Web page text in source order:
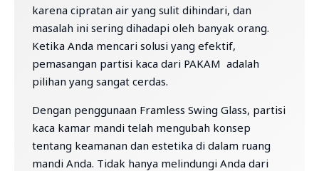
karena cipratan air yang sulit dihindari, dan
masalah ini sering dihadapi oleh banyak orang.
Ketika Anda mencari solusi yang efektif,
pemasangan partisi kaca dari PAKAM adalah
pilihan yang sangat cerdas.
Dengan penggunaan Framless Swing Glass, partisi
kaca kamar mandi telah mengubah konsep
tentang keamanan dan estetika di dalam ruang
mandi Anda. Tidak hanya melindungi Anda dari